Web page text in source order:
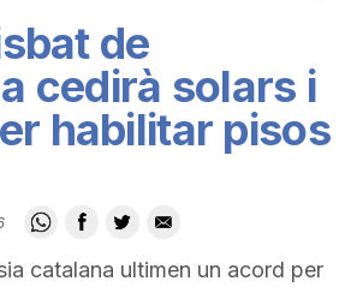
de
cedirà solars i
habilitar pisos
catalana ultimen un acord per